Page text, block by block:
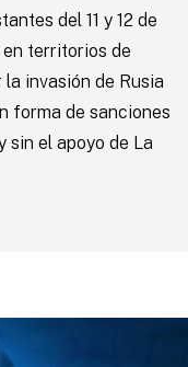
del 11 y 12 de
territorios de
invasión de Rusia
forma de sanciones
sin el apoyo de La